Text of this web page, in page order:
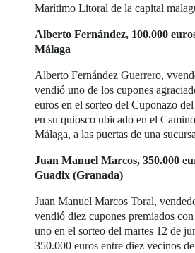
Marítimo Litoral de la capital
Alberto Fernández, 100.000
Málaga
Alberto Fernández Guerrero,
vendió uno de los cupones
euros en el sorteo del Cuponazo
en su quiosco ubicado en el
Málaga, a las puertas de una
Juan Manuel Marcos, 350.000
Guadix (Granada)
Juan Manuel Marcos Toral,
vendió diez cupones premiados
uno en el sorteo del martes 12 de
350.000 euros entre diez vecinos